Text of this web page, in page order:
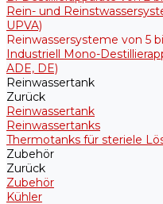
Rein- und
UPVA)
Reinwassersysteme von 5
Industriell Mono-
ADE, DE)
Reinwassertank
Zurück
Reinwassertank
Reinwassertanks
Thermotanks für steriele
Zubehör
Zurück
Zubehör
Kühler